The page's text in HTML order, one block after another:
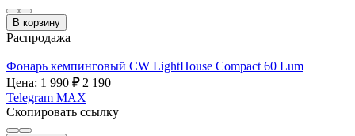
В корзину
Распродажа
Фонарь кемпинговый CW LightHouse Compact 60 Lum
Цена: 1 990 ₽ 2 190
Telegram MAX
Скопировать ссылку